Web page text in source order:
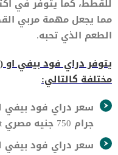
للقطط، كما يتوفر في
مما يجعل مهمة مربي
الطعم الذي تحبه.
يتوفر دراي فود بيفي
مختلفة كالتالي:
جرام 750 جنيه مصري Bewi Cat Food Adult
سعر دراي فود